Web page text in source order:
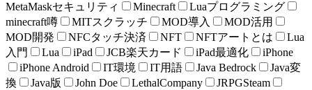
MetaMaskセキュリティ
Minecraft
Luaプログラミング
minecraft噂
MITスクラッチ MOD導入
MOD活用
MOD開発
NFCタッチ決済 NFT NFTアートとは
Lua
入門
Lua iPad JCB楽天カード iPad最適化
iPhone
iPhone Android
IT環境 IT用語 Java Bedrock
Java変
換
Java版 John Doe LethalCompany
JRPGSteam